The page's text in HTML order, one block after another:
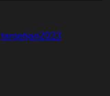
targetjan2023